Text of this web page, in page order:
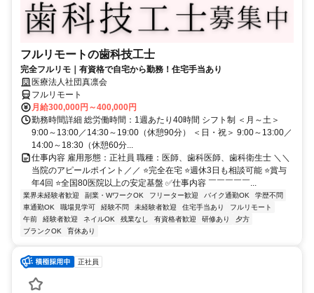
フルリモートの歯科技工士
完全フルリモ｜有資格で自宅から勤務！住宅手当あり
医療法人社団真凛会
フルリモート
月給300,000円～400,000円
勤務時間詳細 総労働時間：1週あたり40時間 シフト制 ＜月～土＞
9:00～13:00／14:30～19:00（休憩90分） ＜日・祝＞ 9:00～13:00／
14:00～18:30（休憩60分...
仕事内容 雇用形態：正社員 職種：医師、歯科医師、歯科衛生士 ＼＼
当院のアピールポイント／／ ⭐完全在宅 ⭐週休3日も相談可能 ⭐賞与
年4回 ⭐全国80医院以上の安定基盤 ✅仕事内容 ￣￣￣￣￣...
業界未経験者歓迎 副業・WワークOK フリーター歓迎 バイク通勤OK
学歴不問
車通勤OK
職場見学可 経験不問 未経験者歓迎 住宅手当あり
フルリモート
午前
経験者歓迎 ネイルOK 残業なし 有資格者歓迎 研修あり
夕方
ブランクOK
育休あり
正社員